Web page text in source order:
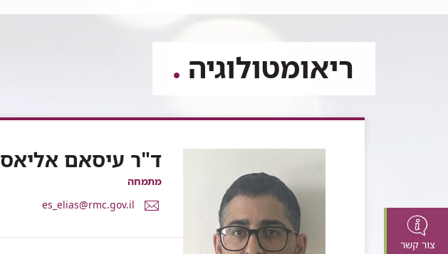
צור קשר
ריאומטולוגיה
ד"ר עיסאם אליאס
מתמחה
דואר
es_elias@rmc.gov.il